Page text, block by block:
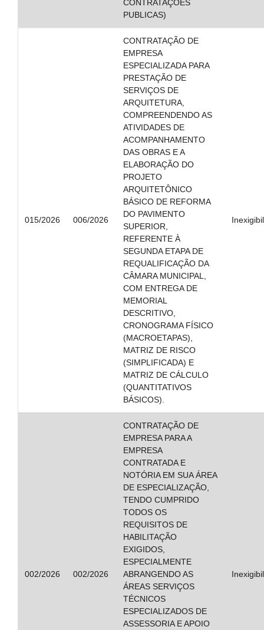
CONTRATAÇÕES
PUBLICAS)
015/2026 006/2026
CONTRATAÇÃO DE
EMPRESA
ESPECIALIZADA PARA
PRESTAÇÃO DE
SERVIÇOS DE
ARQUITETURA,
COMPREENDENDO AS
ATIVIDADES DE
ACOMPANHAMENTO
DAS OBRAS E A
ELABORAÇÃO DO
PROJETO
ARQUITETÔNICO
BÁSICO DE REFORMA
DO PAVIMENTO
SUPERIOR,
REFERENTE À
SEGUNDA ETAPA DE
REQUALIFICAÇÃO DA
CÂMARA MUNICIPAL,
COM ENTREGA DE
MEMORIAL
DESCRITIVO,
CRONOGRAMA FÍSICO
(MACROETAPAS),
MATRIZ DE RISCO
(SIMPLIFICADA) E
MATRIZ DE CÁLCULO
(QUANTITATIVOS
BÁSICOS).
002/2026 002/2026
CONTRATAÇÃO DE
EMPRESA PARA A
EMPRESA
CONTRATADA E
NOTÓRIA EM SUA ÁREA
DE ESPECIALIZAÇÃO,
TENDO CUMPRIDO
TODOS OS
REQUISITOS DE
HABILITAÇÃO
EXIGIDOS,
ESPECIALMENTE
ABRANGENDO AS
ÁREAS SERVIÇOS
TÉCNICOS
ESPECIALIZADOS DE
ASSESSORIA E APOIO